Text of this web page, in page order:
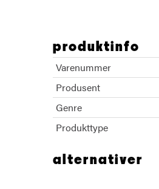
produktinfo
Varenummer
Produsent
Genre
Produkttype
alternativer